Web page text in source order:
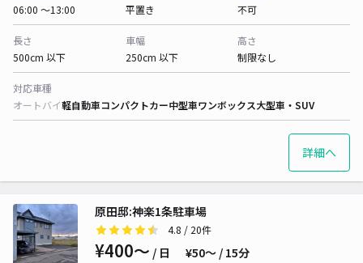
06:00 〜13:00
平置き
不可
長さ
500cm 以下
車幅
250cm 以下
高さ
制限なし
対応車種
オートバイ軽自動車コンパクトカー中型車ワンボックス大型車・SUV
詳細へ
原田邸:神楽1条駐車場
4.8 / 20件
¥400〜 / 日 ¥50〜 / 15分